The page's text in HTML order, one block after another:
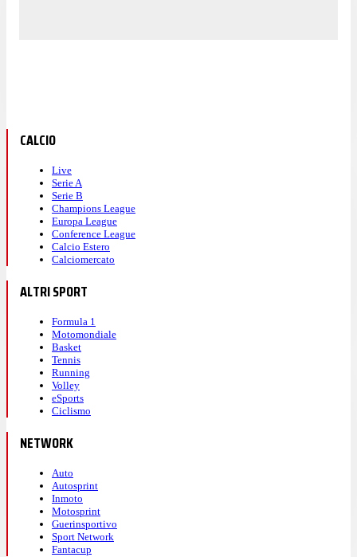
CALCIO
Live
Serie A
Serie B
Champions League
Europa League
Conference League
Calcio Estero
Calciomercato
ALTRI SPORT
Formula 1
Motomondiale
Basket
Tennis
Running
Volley
eSports
Ciclismo
NETWORK
Auto
Autosprint
Inmoto
Motosprint
Guerinsportivo
Sport Network
Fantacup